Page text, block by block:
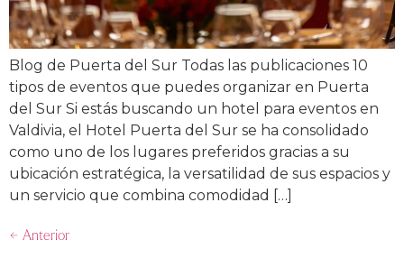
Blog de Puerta del Sur Todas las publicaciones 10
tipos de eventos que puedes organizar en Puerta
del Sur Si estás buscando un hotel para eventos en
Valdivia, el Hotel Puerta del Sur se ha consolidado
como uno de los lugares preferidos gracias a su
ubicación estratégica, la versatilidad de sus espacios y
un servicio que combina comodidad […]
← Anterior